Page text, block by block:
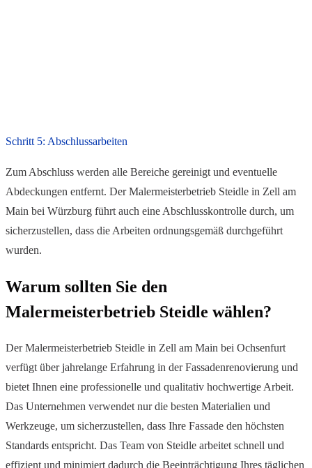
Schritt 5: Abschlussarbeiten
Zum Abschluss werden alle Bereiche gereinigt und eventuelle
Abdeckungen entfernt. Der Malermeisterbetrieb Steidle in Zell am
Main bei Würzburg führt auch eine Abschlusskontrolle durch, um
sicherzustellen, dass die Arbeiten ordnungsgemäß durchgeführt
wurden.
Warum sollten Sie den
Malermeisterbetrieb Steidle wählen?
Der Malermeisterbetrieb Steidle in Zell am Main bei Ochsenfurt
verfügt über jahrelange Erfahrung in der Fassadenrenovierung und
bietet Ihnen eine professionelle und qualitativ hochwertige Arbeit.
Das Unternehmen verwendet nur die besten Materialien und
Werkzeuge, um sicherzustellen, dass Ihre Fassade den höchsten
Standards entspricht. Das Team von Steidle arbeitet schnell und
effizient und minimiert dadurch die Beeinträchtigung Ihres täglichen